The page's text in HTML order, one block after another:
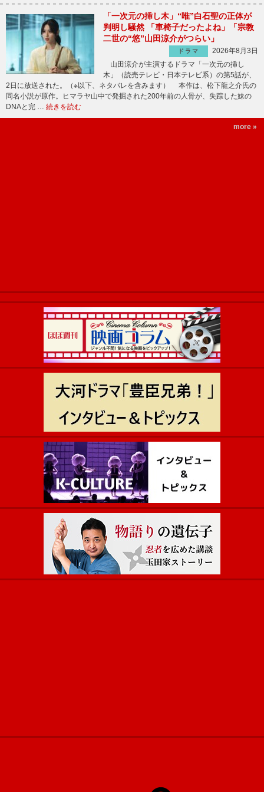
「一次元の挿し木」“唯”白石聖の正体が
判明し騒然 「車椅子だったよね」「宗教
二世の“悠”山田涼介がつらい」
ドラマ
2026年8月3日
山田涼介が主演するドラマ「一次元の挿し
木」（読売テレビ・日本テレビ系）の第5話が、
2日に放送された。（※以下、ネタバレを含みます） 本作は、松下龍之介氏の
同名小説が原作。ヒマラヤ山中で発掘された200年前の人骨が、失踪した妹の
DNAと完 … 続きを読む
more »